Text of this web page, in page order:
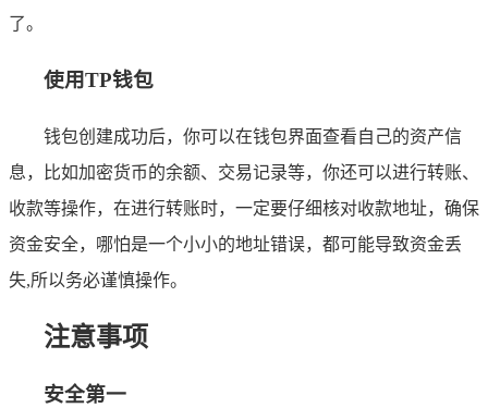
了。
使用TP钱包
钱包创建成功后，你可以在钱包界面查看自己的资产信
息，比如加密货币的余额、交易记录等，你还可以进行转账、
收款等操作，在进行转账时，一定要仔细核对收款地址，确保
资金安全，哪怕是一个小小的地址错误，都可能导致资金丢
失,所以务必谨慎操作。
注意事项
安全第一